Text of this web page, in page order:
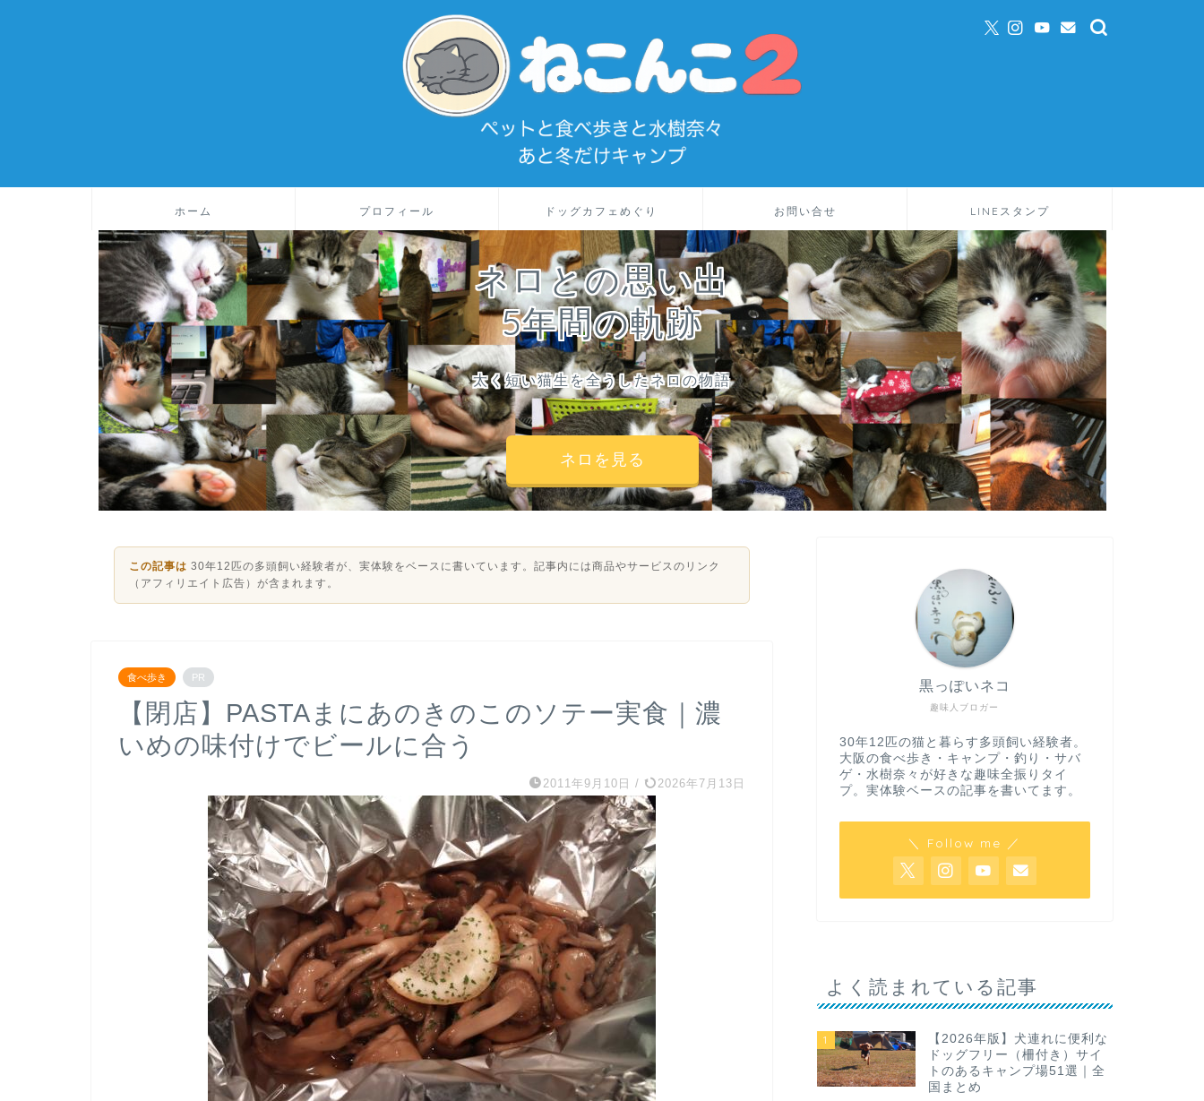
ホーム プロフィール ドッグカフェめぐり お問い合せ LINEスタンプ
ネロとの思い出
5年間の軌跡
太く短い猫生を全うしたネロの物語
ネロを見る
この記事は 30年12匹の多頭飼い経験者が、実体験をベースに書いています。記事内には商品やサービスのリンク
（アフィリエイト広告）が含まれます。
食べ歩き PR
【閉店】PASTAまにあのきのこのソテー実食｜濃
いめの味付けでビールに合う
2011年9月10日 / 2026年7月13日
趣味人ブロガー
黒っぽいネコ
30年12匹の猫と暮らす多頭飼い経験者。
大阪の食べ歩き・キャンプ・釣り・サバ
ゲ・水樹奈々が好きな趣味全振りタイ
プ。実体験ベースの記事を書いてます。
＼ Follow me ／
よく読まれている記事
1
【2026年版】犬連れに便利な
ドッグフリー（柵付き）サイ
トのあるキャンプ場51選｜全
国まとめ